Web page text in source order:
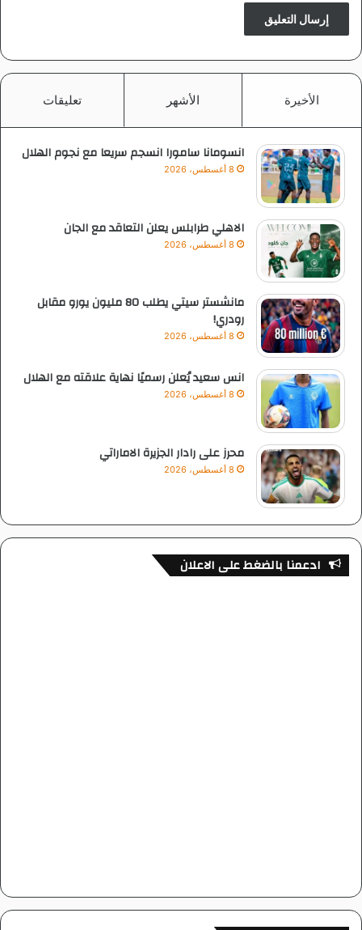
الأخيرة الأشهر تعليقات
انسومانا سامورا انسجم سريعا مع نجوم الهلال
8 أغسطس، 2026
الاهلي طرابلس يعلن التعاقد مع الجان
8 أغسطس، 2026
مانشستر سيتي يطلب 80 مليون يورو مقابل
رودري!
8 أغسطس، 2026
انس سعيد يُعلن رسميًا نهاية علاقته مع الهلال
8 أغسطس، 2026
محرز على رادار الجزيرة الاماراتي
8 أغسطس، 2026
ادعمنا بالضغط على الاعلان